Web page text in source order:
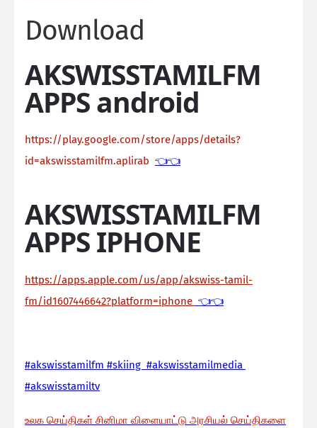
Download
AKSWISSTAMILFM
APPS android
https://play.google.com/store/apps/details?
id=akswisstamilfm.aplirab 👈👈
AKSWISSTAMILFM
APPS IPHONE
https://apps.apple.com/us/app/akswiss-tamil-
fm/id1607446642?platform=iphone 👈👈
#akswisstamilfm #skiing #akswisstamilmedia
#akswisstamiltv
உலக செய்திகள் சினிமா விளையாட்டு அரசியல் செய்திகளை